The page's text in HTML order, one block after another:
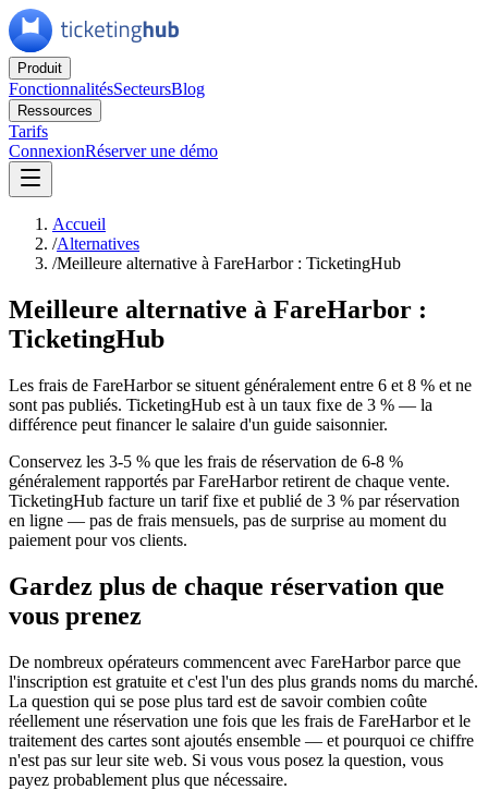
Produit
FonctionnalitésSecteursBlog
Ressources
Tarifs
ConnexionRéserver une démo
Accueil
/Alternatives
/Meilleure alternative à FareHarbor : TicketingHub
Meilleure alternative à FareHarbor :
TicketingHub
Les frais de FareHarbor se situent généralement entre 6 et 8 % et ne
sont pas publiés. TicketingHub est à un taux fixe de 3 % — la
différence peut financer le salaire d'un guide saisonnier.
Conservez les 3-5 % que les frais de réservation de 6-8 %
généralement rapportés par FareHarbor retirent de chaque vente.
TicketingHub facture un tarif fixe et publié de 3 % par réservation
en ligne — pas de frais mensuels, pas de surprise au moment du
paiement pour vos clients.
Gardez plus de chaque réservation que
vous prenez
De nombreux opérateurs commencent avec FareHarbor parce que
l'inscription est gratuite et c'est l'un des plus grands noms du marché.
La question qui se pose plus tard est de savoir combien coûte
réellement une réservation une fois que les frais de FareHarbor et le
traitement des cartes sont ajoutés ensemble — et pourquoi ce chiffre
n'est pas sur leur site web. Si vous vous posez la question, vous
payez probablement plus que nécessaire.